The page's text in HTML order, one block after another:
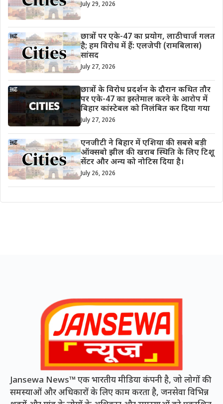
July 29, 2026
छात्रों पर एके-47 का प्रयोग, लाठीचार्ज गलत
है; हम विरोध में हैं: एलजेपी (रामबिलास)
सांसद
July 27, 2026
छात्रों के विरोध प्रदर्शन के दौरान कथित तौर
पर एके-47 का इस्तेमाल करने के आरोप में
बिहार कांस्टेबल को निलंबित कर दिया गया
July 27, 2026
एनजीटी ने बिहार में एशिया की सबसे बड़ी
ऑक्सबो झील की खराब स्थिति के लिए टिशू
सेंटर और अन्य को नोटिस दिया है।
July 26, 2026
Jansewa News™ एक भारतीय मीडिया कंपनी है, जो लोगों की
समस्याओं और अधिकारों के लिए काम करता है, जनसेवा विभिन्न